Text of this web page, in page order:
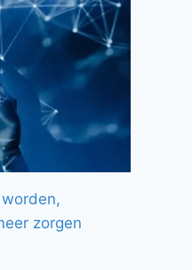
zorgen